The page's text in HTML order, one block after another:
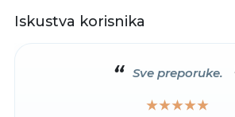
Iskustva korisnika
Sve preporuke.
★★★★★
★★★★★